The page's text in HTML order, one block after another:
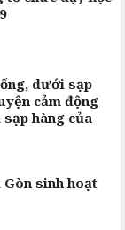
dưới sạp
cảm động
hàng của
Gòn sinh hoạt